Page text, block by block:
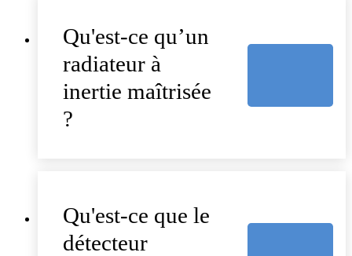
Qu'est-ce qu’un
radiateur à
inertie maîtrisée
?
Qu'est-ce que le
détecteur